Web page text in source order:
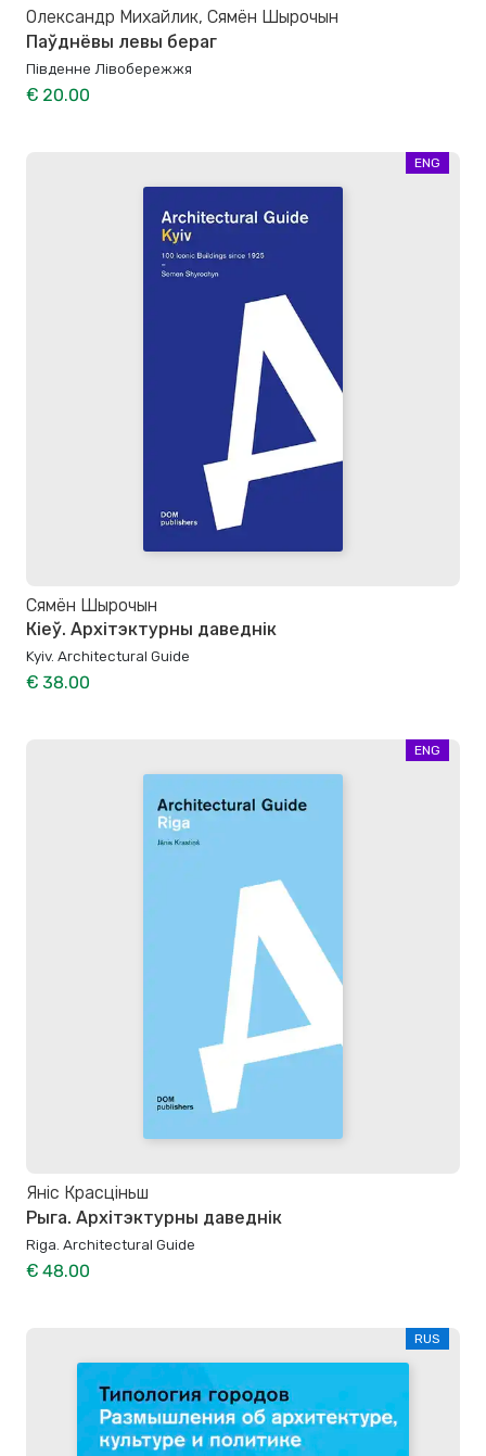
Олександр Михайлик, Сямён Шырочын
Паўднёвы левы бераг
Південне Лівобережжя
€ 20.00
ENG
Сямён Шырочын
Кіеў. Архітэктурны даведнік
Kyiv. Architectural Guide
€ 38.00
ENG
Яніс Красціньш
Рыга. Архітэктурны даведнік
Riga. Architectural Guide
€ 48.00
RUS